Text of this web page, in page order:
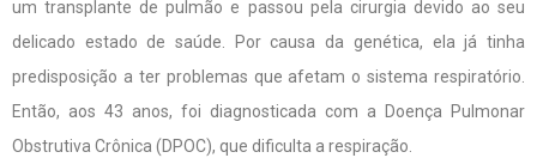
um transplante de pulmão e passou pela cirurgia devido ao seu
delicado estado de saúde. Por causa da genética, ela já tinha
predisposição a ter problemas que afetam o sistema respiratório.
Então, aos 43 anos, foi diagnosticada com a Doença Pulmonar
Obstrutiva Crônica (DPOC), que dificulta a respiração.